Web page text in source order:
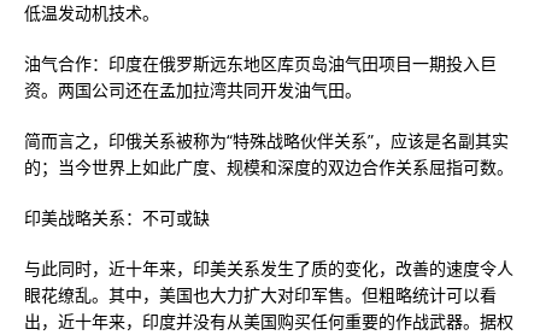
低温发动机技术。
油气合作：印度在俄罗斯远东地区库页岛油气田项目一期投入巨
资。两国公司还在孟加拉湾共同开发油气田。
简而言之，印俄关系被称为“特殊战略伙伴关系”，应该是名副其实
的；当今世界上如此广度、规模和深度的双边合作关系屈指可数。
印美战略关系：不可或缺
与此同时，近十年来，印美关系发生了质的变化，改善的速度令人
眼花缭乱。其中，美国也大力扩大对印军售。但粗略统计可以看
出，近十年来，印度并没有从美国购买任何重要的作战武器。据权